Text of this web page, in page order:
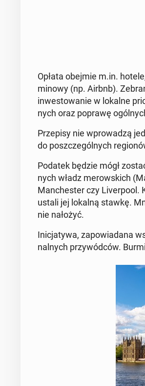
Opłata obejmie m.in.
mi­no­wy(np. Airbnb).
in­we­sto­wa­nie w lokalne
nych oraz poprawę
Prze­pi­sy nie wpro­wa­dzą
do po­szcze­gól­nych
Podatek będzie mógł
nych władz me­row­skich
Man­che­ster czy Li­ver­po­ol.
ustali jej lokalną stawkę.
nie nałożyć.
Ini­cja­ty­wa, za­po­wia­da­na
nal­nych przy­wód­ców.